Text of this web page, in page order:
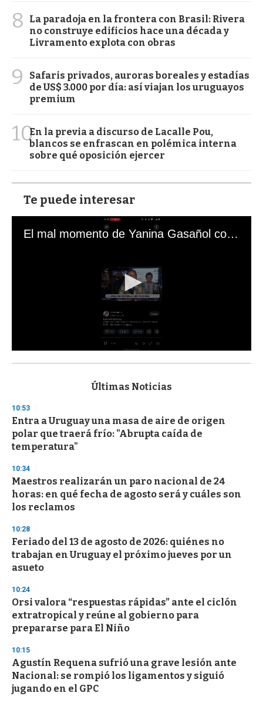
8
La paradoja en la frontera con Brasil: Rivera
no construye edificios hace una década y
Livramento explota con obras
9
Safaris privados, auroras boreales y estadías
de US$ 3.000 por día: así viajan los uruguayos
premium
10En la previa a discurso de Lacalle Pou,
blancos se enfrascan en polémica interna
sobre qué oposición ejercer
Te puede interesar
El mal momento de Yanina Gasañol con un hincha argentino en "Subrayado"
s
d
s
o
f
3
s
e
c
o
n
Últimas Noticias
10:53
Entra a Uruguay una masa de aire de origen
polar que traerá frío: "Abrupta caída de
temperatura"
10:34
Maestros realizarán un paro nacional de 24
horas: en qué fecha de agosto será y cuáles son
los reclamos
10:28
Feriado del 13 de agosto de 2026: quiénes no
trabajan en Uruguay el próximo jueves por un
asueto
10:24
Orsi valora “respuestas rápidas” ante el ciclón
extratropical y reúne al gobierno para
prepararse para El Niño
10:15
Agustín Requena sufrió una grave lesión ante
Nacional: se rompió los ligamentos y siguió
jugando en el GPC